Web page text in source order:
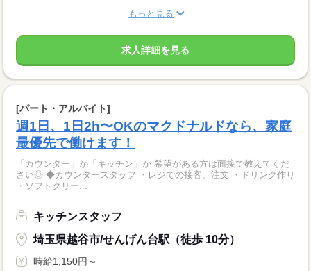
もっと見る
求人詳細を見る
[パート・アルバイト]
週1日、1日2h〜OKのマクドナルドなら、家庭
最優先で働けます！
「カウンター」か「キッチン」か 希望がある方は面接で教えてくだ
さい◎ ◆カウンタースタッフ ・レジでの接客、注文 ・ドリンク作り
・ソフトクリー...
キッチンスタッフ
埼玉県越谷市/せんげん台駅（徒歩 10分）
時給1,150円～